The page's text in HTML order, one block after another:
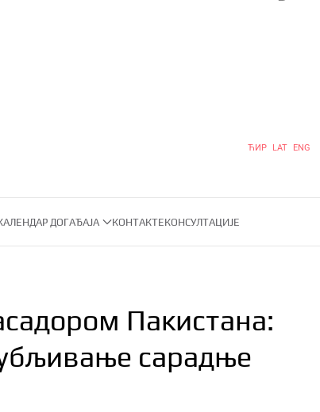
ЋИР LAT ENG
ДОГАЂАЈА КОНТАКТЕКОНСУЛТАЦИЈЕ
Пакистана:
сарадње